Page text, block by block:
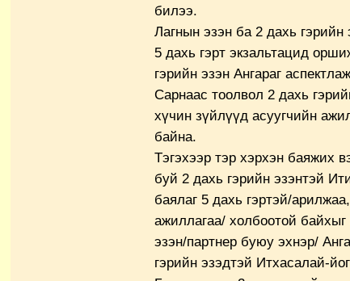
билээ.
Лагнын эзэн ба 2 дахь гэрийн
5 дахь гэрт экзальтацид
гэрийн эзэн Ангараг
Сарнаас тоолвол 2 дахь
хүчин зүйлүүд асуугчийн
байна.
Тэгэхээр тэр хэрхэн баяжих
буй 2 дахь гэрийн эзэнтэй
баялаг 5 дахь гэртэй/
ажиллагаа/ холбоотой
эзэн/партнер буюу эхнэр/
гэрийн эзэдтэй Итхасалай-